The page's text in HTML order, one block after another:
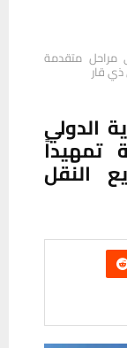
مراحل متقدمة
ذي قار
الدولي
تمهيداً
النقل